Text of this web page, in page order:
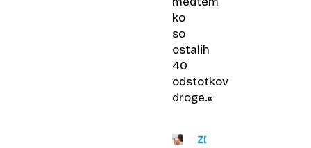
ko
so
ostalih
40
odstotkov
droge.«
ZDRAVJE